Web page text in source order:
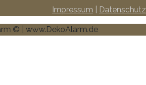
Impressum Datenschutz
© | www.DekoAlarm.de